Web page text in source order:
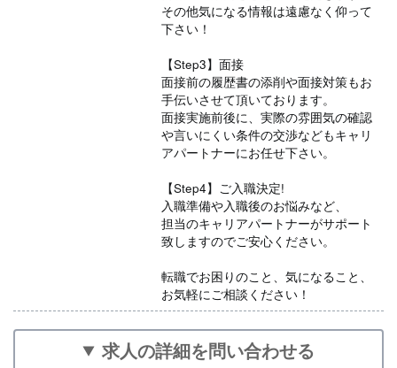
その他気になる情報は遠慮なく仰って
下さい！
【Step3】面接
面接前の履歴書の添削や面接対策もお
手伝いさせて頂いております。
面接実施前後に、実際の雰囲気の確認
や言いにくい条件の交渉などもキャリ
アパートナーにお任せ下さい。
【Step4】ご入職決定!
入職準備や入職後のお悩みなど、
担当のキャリアパートナーがサポート
致しますのでご安心ください。
転職でお困りのこと、気になること、
お気軽にご相談ください！
求人の詳細を問い合わせる